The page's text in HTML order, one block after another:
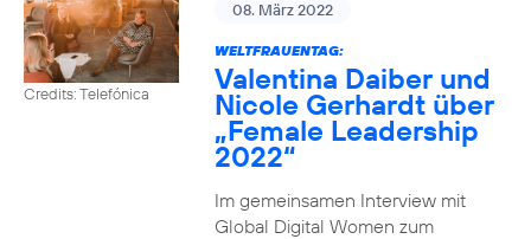
Credits: Telefónica
08. März 2022
WELTFRAUENTAG:
Valentina Daiber und
Nicole Gerhardt über
„Female Leadership
2022“
Im gemeinsamen Interview mit
Global Digital Women zum